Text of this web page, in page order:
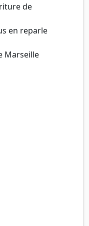
de
en reparle
Marseille